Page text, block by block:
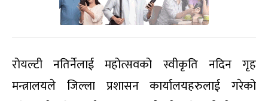
रोयल्टी नतिर्नेलाई महोत्सवको स्वीकृति नदिन गृह
मन्त्रालयले जिल्ला प्रशासन कार्यालयहरुलाई गरेको